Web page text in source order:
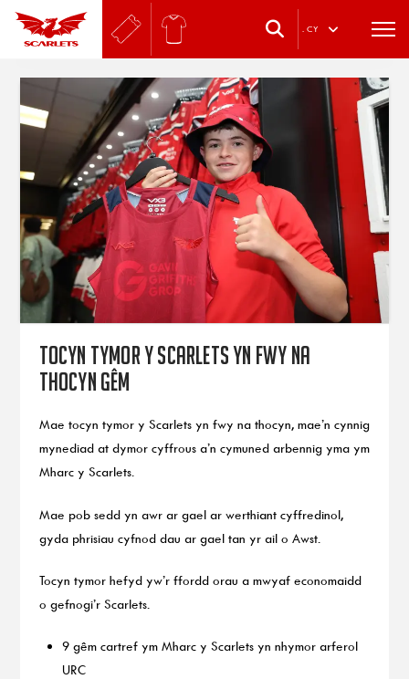
. CY
Tocyn tymor y Scarlets yn fwy na
thocyn gêm
Mae tocyn tymor y Scarlets yn fwy na thocyn, mae’n cynnig
mynediad at dymor cyffrous a’n cymuned arbennig yma ym
Mharc y Scarlets.
Mae pob sedd yn awr ar gael ar werthiant cyffredinol,
gyda phrisiau cyfnod dau ar gael tan yr ail o Awst.
Tocyn tymor hefyd yw’r ffordd orau a mwyaf economaidd
o gefnogi’r Scarlets.
9 gêm cartref ym Mharc y Scarlets yn nhymor arferol
URC